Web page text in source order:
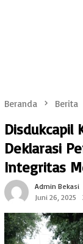
Beranda Berita
Disdukcapil
Deklarasi
Integritas
Admin Bekasi
Juni 26, 2025